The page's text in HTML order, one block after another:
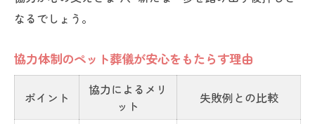
なるでしょう。
協力体制のペット葬儀が安心をもたらす理由
ポイント
協力によるメリ
ット
失敗例との比較